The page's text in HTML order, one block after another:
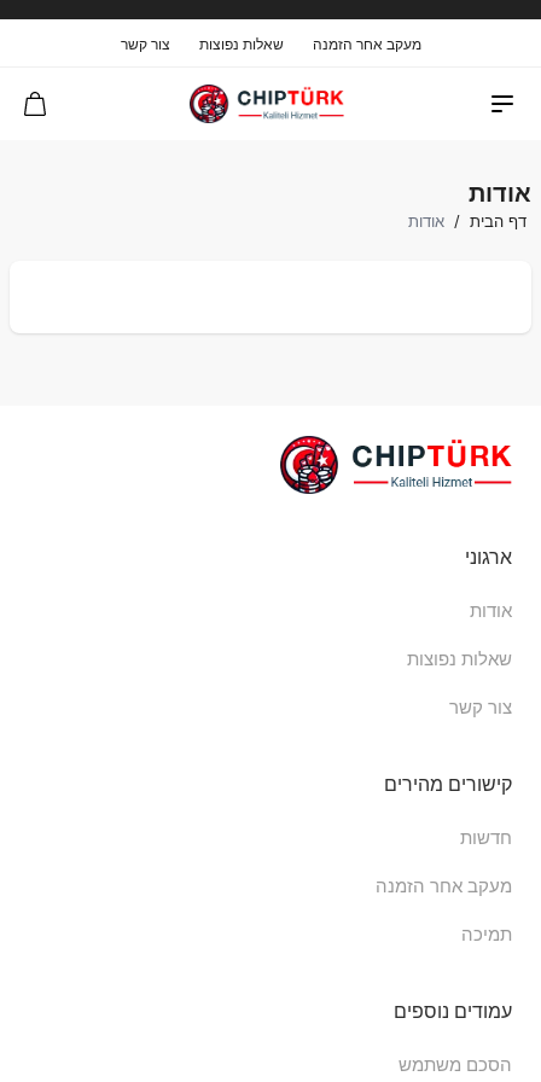
מעקב אחר הזמנה שאלות נפוצות צור קשר
אודות
דף הבית / אודות
ארגוני
אודות
שאלות נפוצות
צור קשר
קישורים מהירים
חדשות
מעקב אחר הזמנה
תמיכה
עמודים נוספים
הסכם משתמש